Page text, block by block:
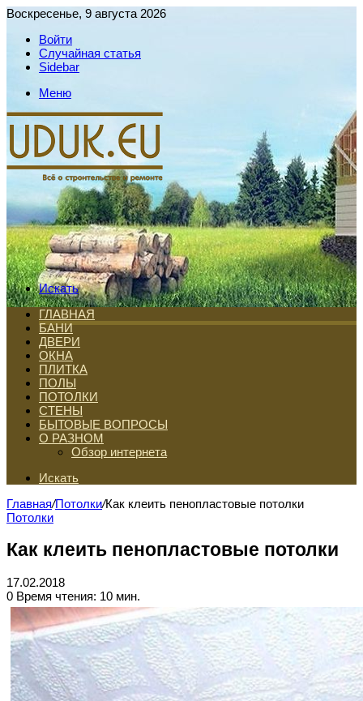
Воскресенье, 9 августа 2026
Войти
Случайная статья
Sidebar
Меню
Искать
ГЛАВНАЯ
БАНИ
ДВЕРИ
ОКНА
ПЛИТКА
ПОЛЫ
ПОТОЛКИ
СТЕНЫ
БЫТОВЫЕ ВОПРОСЫ
О РАЗНОМ
Обзор интернета
Искать
Главная/Потолки/Как клеить пенопластовые потолки
Потолки
Как клеить пенопластовые потолки
17.02.2018
0 Время чтения: 10 мин.